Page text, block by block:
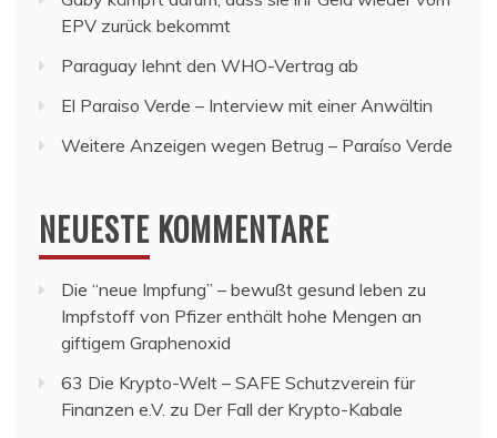
EPV zurück bekommt
Paraguay lehnt den WHO-Vertrag ab
El Paraiso Verde – Interview mit einer Anwältin
Weitere Anzeigen wegen Betrug – Paraíso Verde
NEUESTE KOMMENTARE
Die “neue Impfung” – bewußt gesund leben zu
Impfstoff von Pfizer enthält hohe Mengen an
giftigem Graphenoxid
63 Die Krypto-Welt – SAFE Schutzverein für
Finanzen e.V. zu Der Fall der Krypto-Kabale